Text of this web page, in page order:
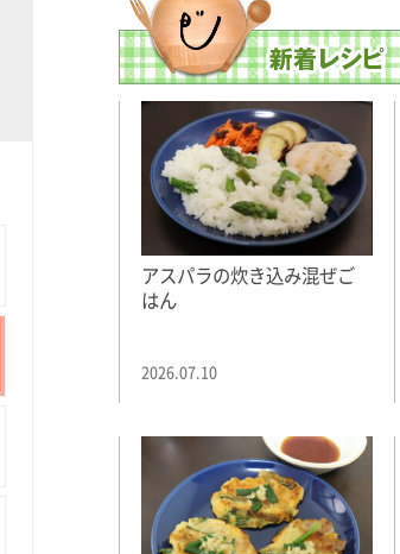
アスパラの炊き込み混ぜご
はん
2026.07.10